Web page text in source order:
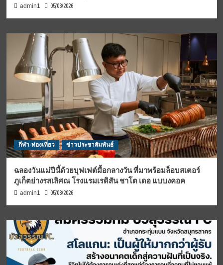
admin1 05/08/2026
กีฬา-ท่องเที่ยว ข่าวประชาสัมพันธ์
ฉลองวันแม่ปีนี้ด้วยบุฟเฟต์มื้อกลางวัน ที่มาพร้อมล็อบสเตอร์
ภูเก็ตย่างรสเลิศณ โรงแรมเรดิสัน ชาโต เดอ แบบงคอค
admin1 05/08/2026